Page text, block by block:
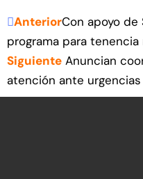
AnteriorCon apoyo
programa para
Siguiente Anuncian
atención ante